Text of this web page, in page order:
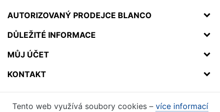
AUTORIZOVANÝ PRODEJCE BLANCO
DŮLEŽITÉ INFORMACE
MŮJ ÚČET
KONTAKT
Tento web využívá soubory cookies – více informací